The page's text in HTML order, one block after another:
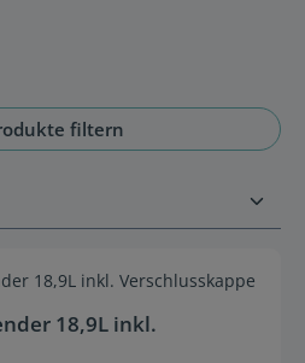
filtern
von 0 von 5 Sternen
18,9L inkl.